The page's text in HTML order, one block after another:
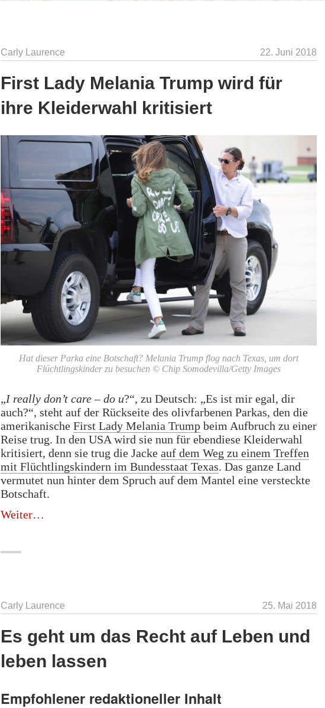
Carly Laurence 22. Juni 2018
First Lady Melania Trump wird für
ihre Kleiderwahl kritisiert
Hat dieser Parka eine Botschaft? Melania Trump flog nach Texas, um dort
Flüchtlingskinder zu besuchen © Chip Somodevilla/Getty Images
„I really don’t care – do u?“, zu Deutsch: „Es ist mir egal, dir
auch?“, steht auf der Rückseite des olivfarbenen Parkas, den die
amerikanische First Lady Melania Trump beim Aufbruch zu einer
Reise trug. In den USA wird sie nun für ebendiese Kleiderwahl
kritisiert, denn sie trug die Jacke auf dem Weg zu einem Treffen
mit Flüchtlingskindern im Bundesstaat Texas. Das ganze Land
vermutet nun hinter dem Spruch auf dem Mantel eine versteckte
Botschaft.
Weiter„First
Kleiderwahl
Carly Laurence 25. Mai 2018
Es geht um das Recht auf Leben und
leben lassen
Empfohlener redaktioneller Inhalt